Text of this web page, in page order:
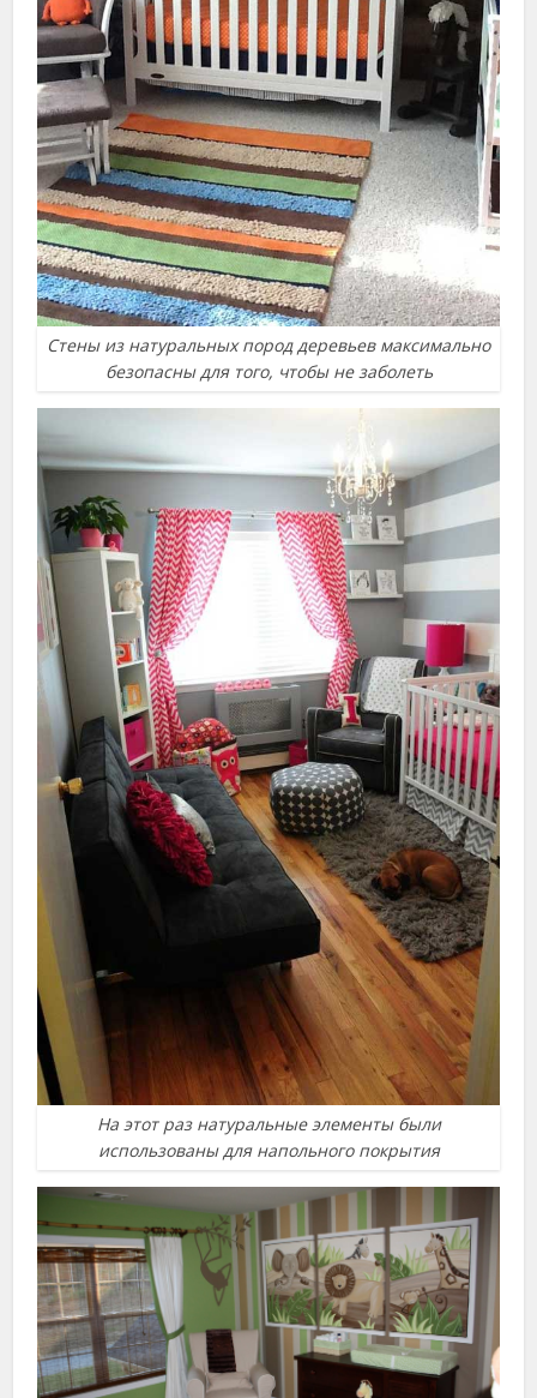
Стены из натуральных пород деревьев максимально
безопасны для того, чтобы не заболеть
На этот раз натуральные элементы были
использованы для напольного покрытия